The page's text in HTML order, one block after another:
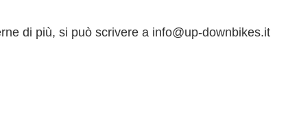
di più, si può scrivere a info@up-downbikes.it